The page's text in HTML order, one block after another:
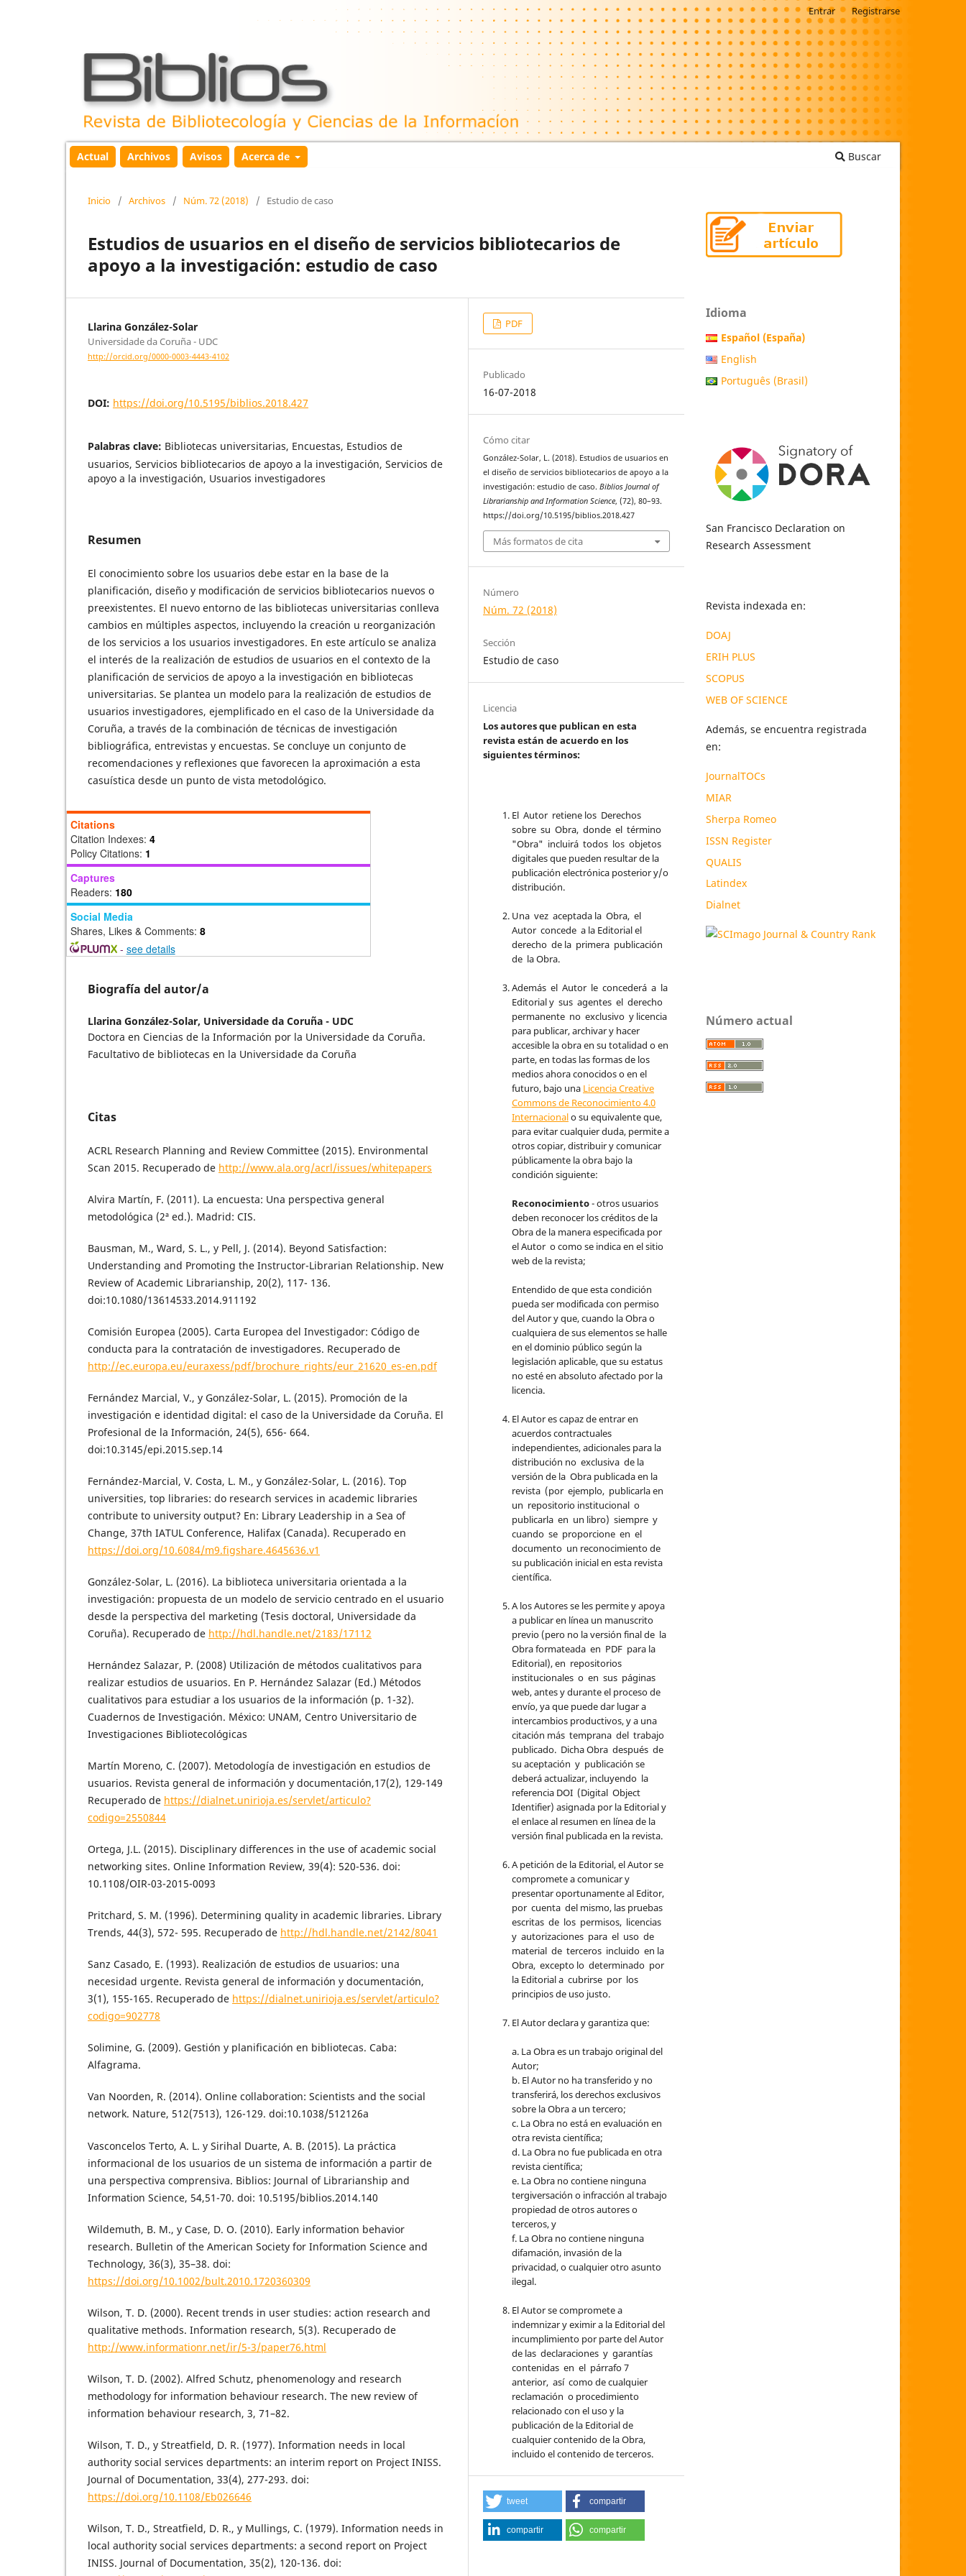
Actual Archivos Avisos Acerca de Buscar
Entrar Registrarse
Inicio / Archivos / Núm. 72 (2018) / Estudio de caso
Estudios de usuarios en el diseño de servicios bibliotecarios de
apoyo a la investigación: estudio de caso
Llarina González-Solar
Universidade da Coruña - UDC
http://orcid.org/0000-0003-4443-4102
DOI: https://doi.org/10.5195/biblios.2018.427
Palabras clave: Bibliotecas universitarias, Encuestas, Estudios de
usuarios, Servicios bibliotecarios de apoyo a la investigación, Servicios de
apoyo a la investigación, Usuarios investigadores
Resumen
El conocimiento sobre los usuarios debe estar en la base de la
planificación, diseño y modificación de servicios bibliotecarios nuevos o
preexistentes. El nuevo entorno de las bibliotecas universitarias conlleva
cambios en múltiples aspectos, incluyendo la creación u reorganización
de los servicios a los usuarios investigadores. En este artículo se analiza
el interés de la realización de estudios de usuarios en el contexto de la
planificación de servicios de apoyo a la investigación en bibliotecas
universitarias. Se plantea un modelo para la realización de estudios de
usuarios investigadores, ejemplificado en el caso de la Universidade da
Coruña, a través de la combinación de técnicas de investigación
bibliográfica, entrevistas y encuestas. Se concluye un conjunto de
recomendaciones y reflexiones que favorecen la aproximación a esta
casuística desde un punto de vista metodológico.
Citations
Citation Indexes: 4
Policy Citations: 1
Captures
Readers: 180
Social Media
Shares, Likes & Comments: 8
- see details
Biografía del autor/a
Llarina González-Solar, Universidade da Coruña - UDC
Doctora en Ciencias de la Información por la Universidade da Coruña.
Facultativo de bibliotecas en la Universidade da Coruña
Citas
ACRL Research Planning and Review Committee (2015). Environmental
Scan 2015. Recuperado de http://www.ala.org/acrl/issues/whitepapers
Alvira Martín, F. (2011). La encuesta: Una perspectiva general
metodológica (2ª ed.). Madrid: CIS.
Bausman, M., Ward, S. L., y Pell, J. (2014). Beyond Satisfaction:
Understanding and Promoting the Instructor-Librarian Relationship. New
Review of Academic Librarianship, 20(2), 117- 136.
doi:10.1080/13614533.2014.911192
Comisión Europea (2005). Carta Europea del Investigador: Código de
conducta para la contratación de investigadores. Recuperado de
http://ec.europa.eu/euraxess/pdf/brochure_rights/eur_21620_es-en.pdf
Fernández Marcial, V., y González-Solar, L. (2015). Promoción de la
investigación e identidad digital: el caso de la Universidade da Coruña. El
Profesional de la Información, 24(5), 656- 664.
doi:10.3145/epi.2015.sep.14
Fernández-Marcial, V. Costa, L. M., y González-Solar, L. (2016). Top
universities, top libraries: do research services in academic libraries
contribute to university output? En: Library Leadership in a Sea of
Change, 37th IATUL Conference, Halifax (Canada). Recuperado en
https://doi.org/10.6084/m9.figshare.4645636.v1
González-Solar, L. (2016). La biblioteca universitaria orientada a la
investigación: propuesta de un modelo de servicio centrado en el usuario
desde la perspectiva del marketing (Tesis doctoral, Universidade da
Coruña). Recuperado de http://hdl.handle.net/2183/17112
Hernández Salazar, P. (2008) Utilización de métodos cualitativos para
realizar estudios de usuarios. En P. Hernández Salazar (Ed.) Métodos
cualitativos para estudiar a los usuarios de la información (p. 1-32).
Cuadernos de Investigación. México: UNAM, Centro Universitario de
Investigaciones Bibliotecológicas
Martín Moreno, C. (2007). Metodología de investigación en estudios de
usuarios. Revista general de información y documentación,17(2), 129-149
Recuperado de https://dialnet.unirioja.es/servlet/articulo?
codigo=2550844
Ortega, J.L. (2015). Disciplinary differences in the use of academic social
networking sites. Online Information Review, 39(4): 520-536. doi:
10.1108/OIR-03-2015-0093
Pritchard, S. M. (1996). Determining quality in academic libraries. Library
Trends, 44(3), 572- 595. Recuperado de http://hdl.handle.net/2142/8041
Sanz Casado, E. (1993). Realización de estudios de usuarios: una
necesidad urgente. Revista general de información y documentación,
3(1), 155-165. Recuperado de https://dialnet.unirioja.es/servlet/articulo?
codigo=902778
Solimine, G. (2009). Gestión y planificación en bibliotecas. Caba:
Alfagrama.
Van Noorden, R. (2014). Online collaboration: Scientists and the social
network. Nature, 512(7513), 126-129. doi:10.1038/512126a
Vasconcelos Terto, A. L. y Sirihal Duarte, A. B. (2015). La práctica
informacional de los usuarios de un sistema de información a partir de
una perspectiva comprensiva. Biblios: Journal of Librarianship and
Information Science, 54,51-70. doi: 10.5195/biblios.2014.140
Wildemuth, B. M., y Case, D. O. (2010). Early information behavior
research. Bulletin of the American Society for Information Science and
Technology, 36(3), 35–38. doi:
https://doi.org/10.1002/bult.2010.1720360309
Wilson, T. D. (2000). Recent trends in user studies: action research and
qualitative methods. Information research, 5(3). Recuperado de
http://www.informationr.net/ir/5-3/paper76.html
Wilson, T. D. (2002). Alfred Schutz, phenomenology and research
methodology for information behaviour research. The new review of
information behaviour research, 3, 71–82.
Wilson, T. D., y Streatfield, D. R. (1977). Information needs in local
authority social services departments: an interim report on Project INISS.
Journal of Documentation, 33(4), 277-293. doi:
https://doi.org/10.1108/Eb026646
Wilson, T. D., Streatfield, D. R., y Mullings, C. (1979). Information needs in
local authority social services departments: a second report on Project
INISS. Journal of Documentation, 35(2), 120-136. doi:
PDF
Publicado
16-07-2018
Cómo citar
González-Solar, L. (2018). Estudios de usuarios en
el diseño de servicios bibliotecarios de apoyo a la
investigación: estudio de caso.Biblios Journal of
Librarianship and Information Science, (72), 80–93.
https://doi.org/10.5195/biblios.2018.427
Más formatos de cita
Número
Núm. 72 (2018)
Sección
Estudio de caso
Licencia
Los autores que publican en esta
revista están de acuerdo en los
siguientes términos:
El Autor retiene los Derechos
sobre su Obra, donde el término
"Obra" incluirá todos los objetos
digitales que pueden resultar de la
publicación electrónica posterior y/o
distribución.
Una vez aceptada la Obra, el
Autor concede a la Editorial el
derecho de la primera publicación
de la Obra.
Además el Autor le concederá a la
Editorial y sus agentes el derecho
permanente no exclusivo y licencia
para publicar, archivar y hacer
accesible la obra en su totalidad o en
parte, en todas las formas de los
medios ahora conocidos o en el
futuro, bajo una Licencia Creative
Commons de Reconocimiento 4.0
Internacionalo su equivalente que,
para evitar cualquier duda, permite a
otros copiar, distribuir y comunicar
públicamente la obra bajo la
condición siguiente:
Reconocimiento- otros usuarios
deben reconocer los créditos de la
Obra de la manera especificada por
el Autor o como se indica en el sitio
web de la revista;
Entendido de que esta condición
pueda ser modificada con permiso
del Autor y que, cuando la Obra o
cualquiera de sus elementos se halle
en el dominio público según la
legislación aplicable, que su estatus
no esté en absoluto afectado por la
licencia.
El Autor es capaz de entrar en
acuerdos contractuales
independientes, adicionales para la
distribución no exclusiva de la
versión de la Obra publicada en la
revista (por ejemplo, publicarla en
un repositorio institucional o
publicarla en un libro) siempre y
cuando se proporcione en el
documento un reconocimiento de
su publicación inicial en esta revista
científica.
A los Autores se les permite y apoya
a publicar en línea un manuscrito
previo (pero no la versión final de la
Obra formateada en PDF para la
Editorial), en repositorios
institucionales o en sus páginas
web, antes y durante el proceso de
envío, ya que puede dar lugar a
intercambios productivos, y a una
citación más temprana del trabajo
publicado. Dicha Obra después de
su aceptación y publicación se
deberá actualizar, incluyendo la
referencia DOI (Digital Object
Identifier) asignada por la Editorial y
el enlace al resumen en línea de la
versión final publicada en la revista.
A petición de la Editorial, el Autor se
compromete a comunicar y
presentar oportunamente al Editor,
por cuenta del mismo, las pruebas
escritas de los permisos, licencias
y autorizaciones para el uso de
material de terceros incluido en la
Obra, excepto lo determinado por
la Editorial a cubrirse por los
principios de uso justo.
El Autor declara y garantiza que:
a. La Obra es un trabajo original del
Autor;
b. El Autor no ha transferido y no
transferirá, los derechos exclusivos
sobre la Obra a un tercero;
c. La Obra no está en evaluación en
otra revista científica;
d. La Obra no fue publicada en otra
revista científica;
e. La Obra no contiene ninguna
tergiversación o infracción al trabajo
propiedad de otros autores o
terceros, y
f. La Obra no contiene ninguna
difamación, invasión de la
privacidad, o cualquier otro asunto
ilegal.
El Autor se compromete a
indemnizar y eximir a la Editorial del
incumplimiento por parte del Autor
de las declaraciones y garantías
contenidas en el párrafo 7
anterior, así como de cualquier
reclamación o procedimiento
relacionado con el uso y la
publicación de la Editorial de
cualquier contenido de la Obra,
incluido el contenido de terceros.
tweet compartir
compartir compartir
Idioma
Español (España)
English
Português (Brasil)
San Francisco Declaration on
Research Assessment
Revista indexada en:
DOAJ
ERIH PLUS
SCOPUS
WEB OF SCIENCE
Además, se encuentra registrada
en:
JournalTOCs
MIAR
Sherpa Romeo
ISSN Register
QUALIS
Latindex
Dialnet
Número actual